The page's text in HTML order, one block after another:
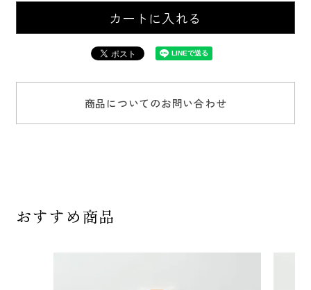
カートに入れる
商品についてのお問い合わせ
おすすめ商品